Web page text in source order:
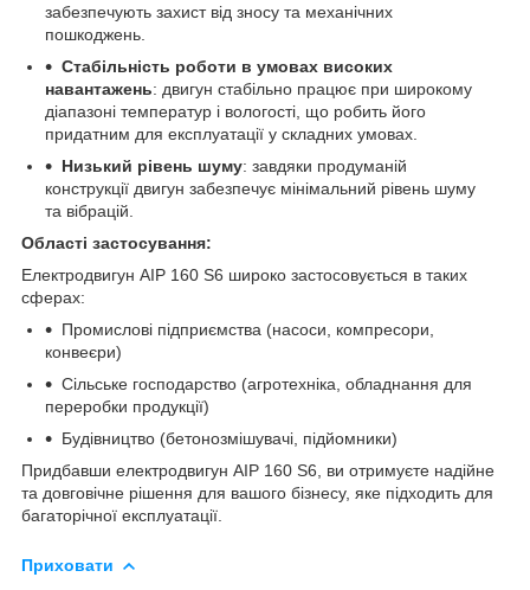
забезпечують захист від зносу та механічних
пошкоджень.
Стабільність роботи в умовах високих
навантажень: двигун стабільно працює при широкому
діапазоні температур і вологості, що робить його
придатним для експлуатації у складних умовах.
Низький рівень шуму: завдяки продуманій
конструкції двигун забезпечує мінімальний рівень шуму
та вібрацій.
Області застосування:
Електродвигун АІР 160 S6 широко застосовується в таких
сферах:
Промислові підприємства (насоси, компресори,
конвеєри)
Сільське господарство (агротехніка, обладнання для
переробки продукції)
Будівництво (бетонозмішувачі, підйомники)
Придбавши електродвигун АІР 160 S6, ви отримуєте надійне
та довговічне рішення для вашого бізнесу, яке підходить для
багаторічної експлуатації.
Приховати